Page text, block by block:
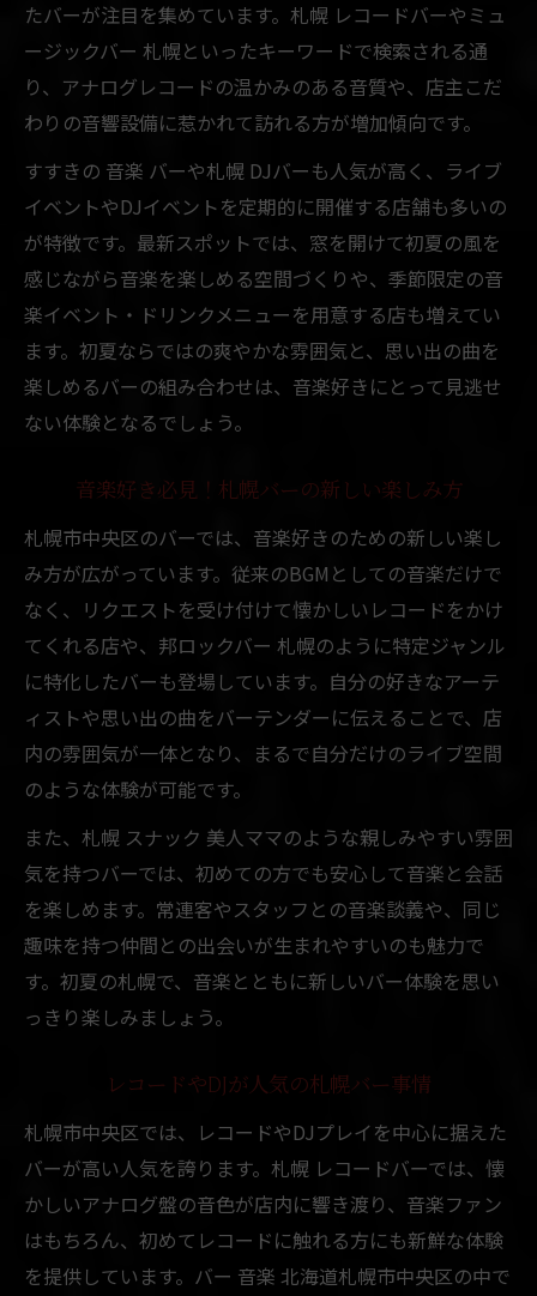
たバーが注目を集めています。札幌 レコードバーやミュ
ージックバー 札幌といったキーワードで検索される通
り、アナログレコードの温かみのある音質や、店主こだ
わりの音響設備に惹かれて訪れる方が増加傾向です。
すすきの 音楽 バーや札幌 DJバーも人気が高く、ライブ
イベントやDJイベントを定期的に開催する店舗も多いの
が特徴です。最新スポットでは、窓を開けて初夏の風を
感じながら音楽を楽しめる空間づくりや、季節限定の音
楽イベント・ドリンクメニューを用意する店も増えてい
ます。初夏ならではの爽やかな雰囲気と、思い出の曲を
楽しめるバーの組み合わせは、音楽好きにとって見逃せ
ない体験となるでしょう。
音楽好き必見！札幌バーの新しい楽しみ方
札幌市中央区のバーでは、音楽好きのための新しい楽し
み方が広がっています。従来のBGMとしての音楽だけで
なく、リクエストを受け付けて懐かしいレコードをかけ
てくれる店や、邦ロックバー 札幌のように特定ジャンル
に特化したバーも登場しています。自分の好きなアーテ
ィストや思い出の曲をバーテンダーに伝えることで、店
内の雰囲気が一体となり、まるで自分だけのライブ空間
のような体験が可能です。
また、札幌 スナック 美人ママのような親しみやすい雰囲
気を持つバーでは、初めての方でも安心して音楽と会話
を楽しめます。常連客やスタッフとの音楽談義や、同じ
趣味を持つ仲間との出会いが生まれやすいのも魅力で
す。初夏の札幌で、音楽とともに新しいバー体験を思い
っきり楽しみましょう。
レコードやDJが人気の札幌バー事情
札幌市中央区では、レコードやDJプレイを中心に据えた
バーが高い人気を誇ります。札幌 レコードバーでは、懐
かしいアナログ盤の音色が店内に響き渡り、音楽ファン
はもちろん、初めてレコードに触れる方にも新鮮な体験
を提供しています。バー 音楽 北海道札幌市中央区の中で